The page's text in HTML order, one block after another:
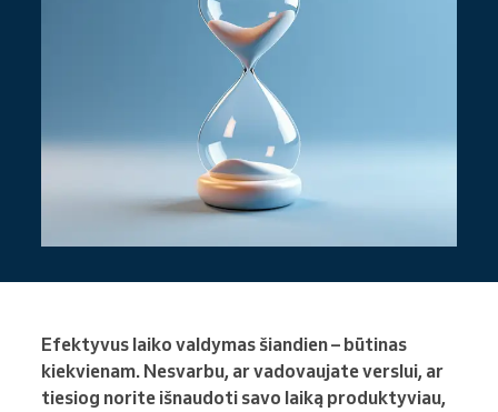
Efektyvus laiko valdymas šiandien – būtinas
kiekvienam. Nesvarbu, ar vadovaujate verslui, ar
tiesiog norite išnaudoti savo laiką produktyviau,